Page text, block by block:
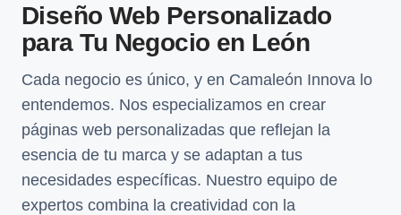
Diseño Web Personalizado
para Tu Negocio en León
Cada negocio es único, y en Camaleón Innova lo
entendemos. Nos especializamos en crear
páginas web personalizadas que reflejan la
esencia de tu marca y se adaptan a tus
necesidades específicas. Nuestro equipo de
expertos combina la creatividad con la